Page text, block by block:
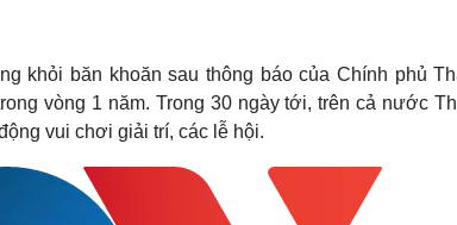
giới thể thao
trường
Tư vấn
khấu - Điện ảnh
Nghệ sĩ
Thời trang
khỏi băn khoăn sau thông báo của Chính phủ
vòng 1 năm. Trong 30 ngày tới, trên cả nước
vui chơi giải trí, các lễ hội.